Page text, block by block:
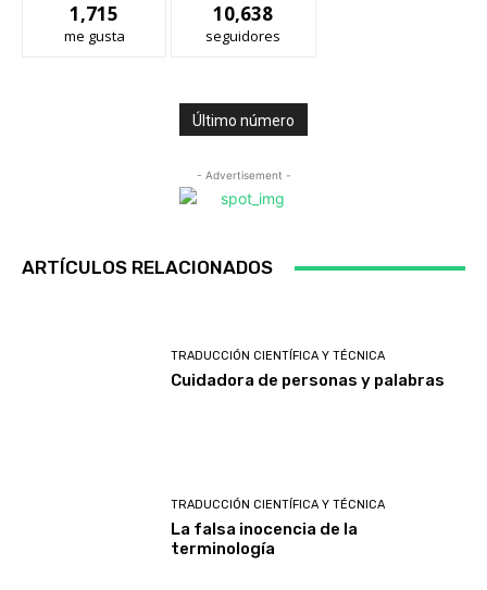
1,715
me gusta
10,638
seguidores
Último número
- Advertisement -
ARTÍCULOS RELACIONADOS
TRADUCCIÓN CIENTÍFICA Y TÉCNICA
Cuidadora de personas y palabras
TRADUCCIÓN CIENTÍFICA Y TÉCNICA
La falsa inocencia de la
terminología